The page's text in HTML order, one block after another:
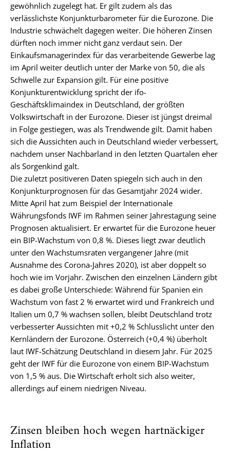
gewöhnlich zugelegt hat. Er gilt zudem als das
verlässlichste Konjunkturbarometer für die Eurozone. Die
Industrie schwächelt dagegen weiter. Die höheren Zinsen
dürften noch immer nicht ganz verdaut sein. Der
Einkaufsmanagerindex für das verarbeitende Gewerbe lag
im April weiter deutlich unter der Marke von 50, die als
Schwelle zur Expansion gilt. Für eine positive
Konjunkturentwicklung spricht der ifo-
Geschäftsklimaindex in Deutschland, der größten
Volkswirtschaft in der Eurozone. Dieser ist jüngst dreimal
in Folge gestiegen, was als Trendwende gilt. Damit haben
sich die Aussichten auch in Deutschland wieder verbessert,
nachdem unser Nachbarland in den letzten Quartalen eher
als Sorgenkind galt.
Die zuletzt positiveren Daten spiegeln sich auch in den
Konjunkturprognosen für das Gesamtjahr 2024 wider.
Mitte April hat zum Beispiel der Internationale
Währungsfonds IWF im Rahmen seiner Jahrestagung seine
Prognosen aktualisiert. Er erwartet für die Eurozone heuer
ein BIP-Wachstum von 0,8 %. Dieses liegt zwar deutlich
unter den Wachstumsraten vergangener Jahre (mit
Ausnahme des Corona-Jahres 2020), ist aber doppelt so
hoch wie im Vorjahr. Zwischen den einzelnen Ländern gibt
es dabei große Unterschiede: Während für Spanien ein
Wachstum von fast 2 % erwartet wird und Frankreich und
Italien um 0,7 % wachsen sollen, bleibt Deutschland trotz
verbesserter Aussichten mit +0,2 % Schlusslicht unter den
Kernländern der Eurozone. Österreich (+0,4 %) überholt
laut IWF-Schätzung Deutschland in diesem Jahr. Für 2025
geht der IWF für die Eurozone von einem BIP-Wachstum
von 1,5 % aus. Die Wirtschaft erholt sich also weiter,
allerdings auf einem niedrigen Niveau.
Zinsen bleiben hoch wegen hartnäckiger
Inflation